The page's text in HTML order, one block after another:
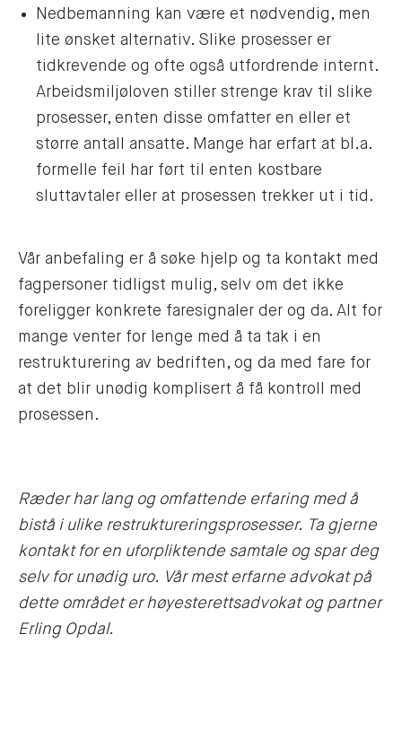
Nedbemanning kan være et nødvendig, men
lite ønsket alternativ. Slike prosesser er
tidkrevende og ofte også utfordrende internt.
Arbeidsmiljøloven stiller strenge krav til slike
prosesser, enten disse omfatter en eller et
større antall ansatte. Mange har erfart at bl.a.
formelle feil har ført til enten kostbare
sluttavtaler eller at prosessen trekker ut i tid.
Vår anbefaling er å søke hjelp og ta kontakt med
fagpersoner tidligst mulig, selv om det ikke
foreligger konkrete faresignaler der og da. Alt for
mange venter for lenge med å ta tak i en
restrukturering av bedriften, og da med fare for
at det blir unødig komplisert å få kontroll med
prosessen.
Ræder har lang og omfattende erfaring med å
bistå i ulike restruktureringsprosesser. Ta gjerne
kontakt for en uforpliktende samtale og spar deg
selv for unødig uro. Vår mest erfarne advokat på
dette området er høyesterettsadvokat og partner
Erling Opdal.